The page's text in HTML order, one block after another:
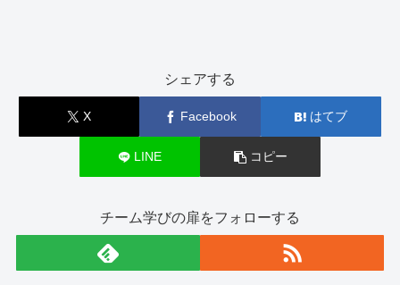
シェアする
X Facebook はてブ
LINE コピー
チーム学びの扉をフォローする